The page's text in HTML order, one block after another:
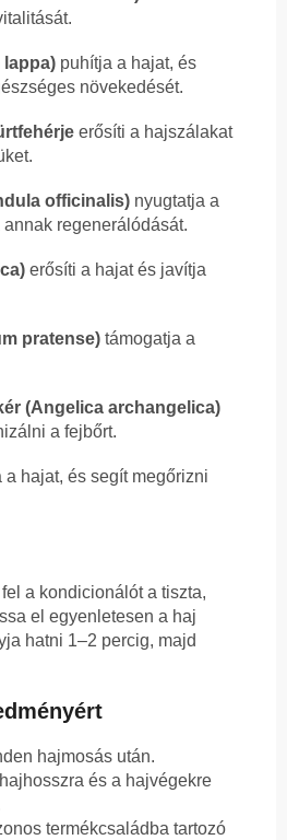
puhítja a hajat, és
növekedését.
erősíti a hajszálakat
officinalis) nyugtatja a
regenerálódását.
erősíti a hajat és javítja
pratense) támogatja a
(Angelica archangelica)
a fejbőrt.
a hajat, és segít megőrizni
a kondicionálót a tiszta,
el egyenletesen a haj
hatni 1–2 percig, majd
hajmosás után.
és a hajvégekre
termékcsaládba tartozó